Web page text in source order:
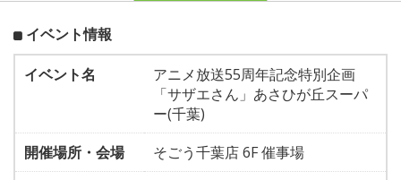
イベント情報
イベント名
アニメ放送55周年記念特別企画
「サザエさん」あさひが丘スーパ
ー(千葉)
開催場所・会場
そごう千葉店 6F 催事場